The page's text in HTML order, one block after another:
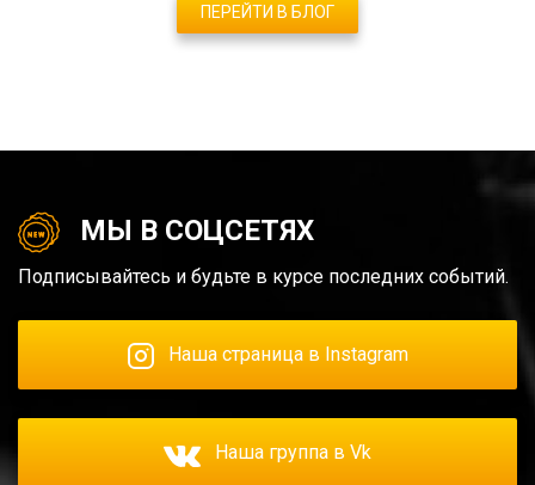
ПЕРЕЙТИ В БЛОГ
МЫ В СОЦСЕТЯХ
Подписывайтесь и будьте в курсе последних событий.
Наша страница в Instagram
Наша группа в Vk